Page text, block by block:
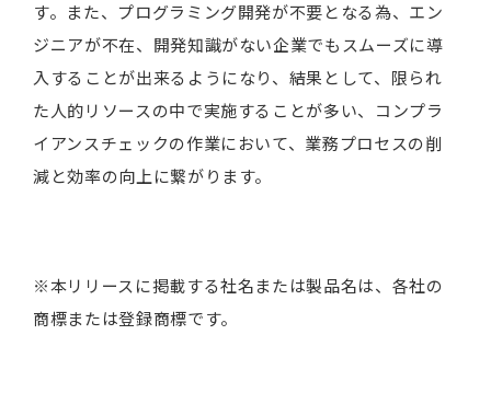
す。また、プログラミング開発が不要となる為、エン
ジニアが不在、開発知識がない企業でもスムーズに導
入することが出来るようになり、結果として、限られ
た人的リソースの中で実施することが多い、コンプラ
イアンスチェックの作業において、業務プロセスの削
減と効率の向上に繋がります。
※本リリースに掲載する社名または製品名は、各社の
商標または登録商標です。